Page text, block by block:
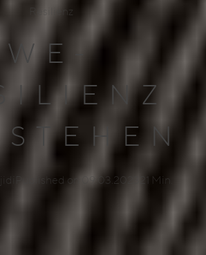
Resilienz
WE-
Published on 09.03.2023 21 Min.